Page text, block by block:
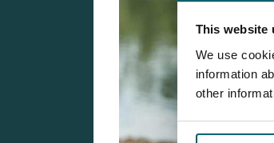
This website
We use
information
other